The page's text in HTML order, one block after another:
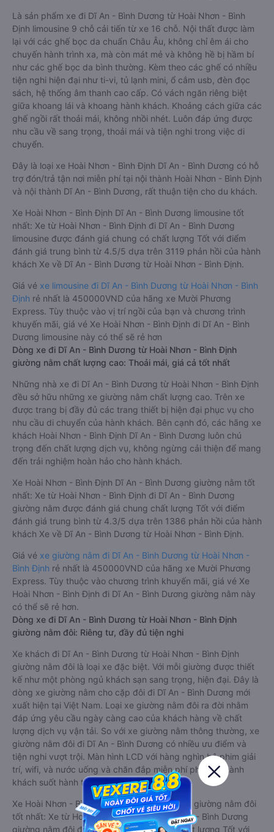
Là sản phẩm xe đi Dĩ An - Bình Dương từ Hoài Nhơn - Bình
Định limousine 9 chỗ cải tiến từ xe 16 chỗ. Nội thất được làm
lại với các ghế bọc da chuẩn Châu Âu, không chỉ êm ái cho
chuyến hành trình xa, mà còn mát mẻ và không hề bị hầm bí
như các ghế bọc da bình thường. Kèm theo các ghế có nhiều
tiện nghi hiện đại như ti-vi, tủ lạnh mini, ổ cắm usb, đèn đọc
sách, hệ thống âm thanh cao cấp. Có vách ngăn riêng biệt
giữa khoang lái và khoang hành khách. Khoảng cách giữa các
ghế ngồi rất thoải mái, không nhồi nhét. Luôn đáp ứng được
nhu cầu về sang trọng, thoải mái và tiện nghi trong việc di
chuyển.
Đây là loại xe Hoài Nhơn - Bình Định Dĩ An - Bình Dương có hỗ
trợ đón/trả tận nơi miễn phí tại nội thành Hoài Nhơn - Bình Định
và nội thành Dĩ An - Bình Dương, rất thuận tiện cho du khách.
Xe Hoài Nhơn - Bình Định Dĩ An - Bình Dương limousine tốt
nhất: Xe từ Hoài Nhơn - Bình Định đi Dĩ An - Bình Dương
limousine được đánh giá chung có chất lượng Tốt với điểm
đánh giá trung bình từ 4.5/5 dựa trên 3119 phản hồi của hành
khách Xe về Dĩ An - Bình Dương từ Hoài Nhơn - Bình Định.
Giá vé xe limousine đi Dĩ An - Bình Dương từ Hoài Nhơn - Bình
Định rẻ nhất là 450000VND của hãng xe Mười Phương
Express. Tùy thuộc vào vị trí ngồi của bạn và chương trình
khuyến mãi, giá vé Xe Hoài Nhơn - Bình Định đi Dĩ An - Bình
Dương limousine này có thể sẽ rẻ hơn
Dòng xe đi Dĩ An - Bình Dương từ Hoài Nhơn - Bình Định
giường nằm chất lượng cao: Thoải mái, giá cả tốt nhất
Những nhà xe đi Dĩ An - Bình Dương từ Hoài Nhơn - Bình Định
đều sở hữu những xe giường nằm chất lượng cao. Trên xe
được trang bị đầy đủ các trang thiết bị hiện đại phục vụ cho
nhu cầu di chuyển của hành khách. Bên cạnh đó, các hãng xe
khách Hoài Nhơn - Bình Định Dĩ An - Bình Dương luôn chú
trọng đến chất lượng dịch vụ, không ngừng cải thiện để mang
đến trải nghiệm hoàn hảo cho hành khách.
Xe Hoài Nhơn - Bình Định Dĩ An - Bình Dương giường nằm tốt
nhất: Xe từ Hoài Nhơn - Bình Định đi Dĩ An - Bình Dương
giường nằm được đánh giá chung chất lượng Tốt với điểm
đánh giá trung bình từ 4.3/5 dựa trên 1386 phản hồi của hành
khách Xe về Dĩ An - Bình Dương từ Hoài Nhơn - Bình Định.
Giá vé xe giường nằm đi Dĩ An - Bình Dương từ Hoài Nhơn -
Bình Định rẻ nhất là 450000VND của hãng xe Mười Phương
Express. Tùy thuộc vào chương trình khuyến mãi, giá vé Xe
Hoài Nhơn - Bình Định đi Dĩ An - Bình Dương giường nằm này
có thể sẽ rẻ hơn.
Dòng xe đi Dĩ An - Bình Dương từ Hoài Nhơn - Bình Định
giường nằm đôi: Riêng tư, đầy đủ tiện nghi
Xe khách đi Dĩ An - Bình Dương từ Hoài Nhơn - Bình Định
giường nằm đôi là loại xe đặc biệt. Với mỗi giường được thiết
kế như một phòng ngủ khách sạn sang trọng, hiện đại. Đây là
dòng xe giường nằm cho cặp đôi đi Dĩ An - Bình Dương mới
xuất hiện tại Việt Nam. Loại xe giường nằm đôi ra đời nhằm
đáp ứng yêu cầu ngày càng cao của khách hàng về chất
lượng dịch vụ vận tải. So với xe giường nằm thông thường, xe
giường nằm đôi đi Dĩ An - Bình Dương có nhiều ưu điểm và
tiện nghi vượt trội. Màn hình LCD với hàng nghìn bộ phim giải
trí, wifi, và nước uống và chăn đắp miễn phí phục vụ hành
khách suốt hành trình.
Xe Hoài Nhơn - Bình Định Dĩ An - Bình Dương giường nằm đôi
tốt nhất: Xe từ Hoài Nhơn - Bình Định đi Dĩ An - Bình Dương
giường nằm đôi được đánh giá chung có chất lượng Tốt với